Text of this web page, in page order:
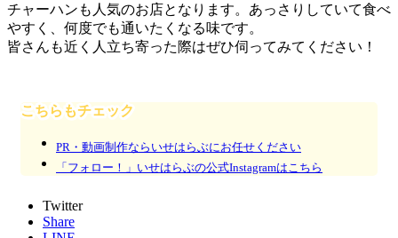
チャーハンも人気のお店となります。あっさりしていて食べ
やすく、何度でも通いたくなる味です。
皆さんも近く人立ち寄った際はぜひ伺ってみてください！
こちらもチェック
PR・動画制作ならいせはらぶにお任せください
「フォロー！」いせはらぶの公式Instagramはこちら
Twitter
Share